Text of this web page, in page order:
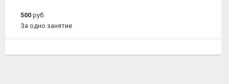
500 руб.
За одно занятие